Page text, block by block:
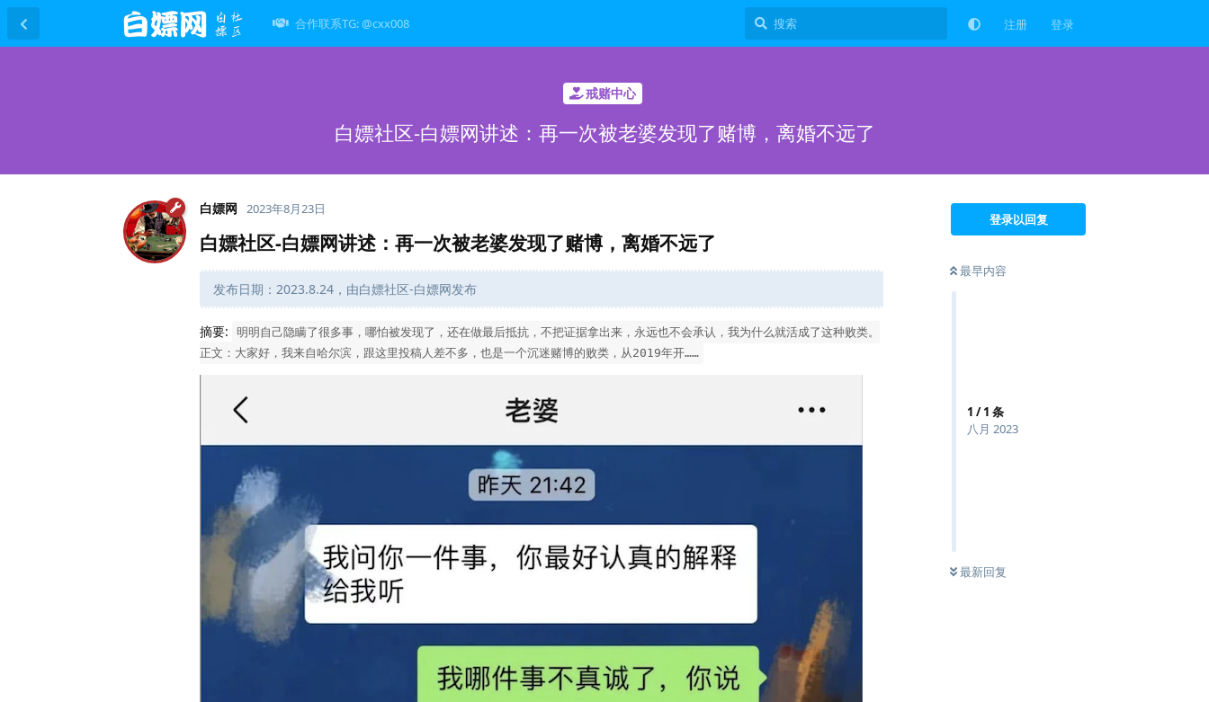
合作联系TG: @cxx008 注册 登录
戒赌中心
白嫖社区-白嫖网讲述：再一次被老婆发现了赌博，离婚不远了
登录以回复
最早内容
1 /1 条
八月 2023
最新回复
白嫖网 2023年8月23日
白嫖社区-白嫖网讲述：再一次被老婆发现了赌博，离婚不远了
发布日期：2023.8.24，由白嫖社区-白嫖网发布
摘要:
明明自己隐瞒了很多事，哪怕被发现了，还在做最后抵抗，不把证据拿出来，永远也不会承认，我为什么就活成了这种败类。
正文：大家好，我来自哈尔滨，跟这里投稿人差不多，也是一个沉迷赌博的败类，从2019年开……